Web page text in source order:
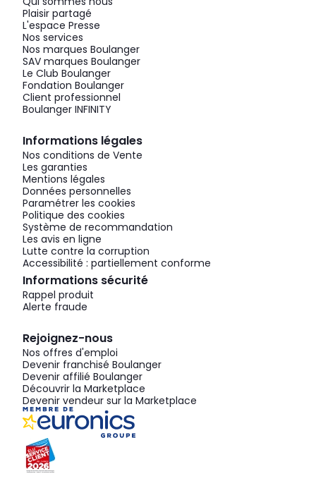
Plaisir partagé
L'espace Presse
Nos services
Nos marques Boulanger
SAV marques Boulanger
Le Club Boulanger
Fondation Boulanger
Client professionnel
Boulanger INFINITY
Informations légales
Nos conditions de Vente
Les garanties
Mentions légales
Données personnelles
Paramétrer les cookies
Politique des cookies
Système de recommandation
Les avis en ligne
Lutte contre la corruption
Accessibilité : partiellement conforme
Informations sécurité
Rappel produit
Alerte fraude
Rejoignez-nous
Nos offres d'emploi
Devenir franchisé Boulanger
Devenir affilié Boulanger
Découvrir la Marketplace
Devenir vendeur sur la Marketplace